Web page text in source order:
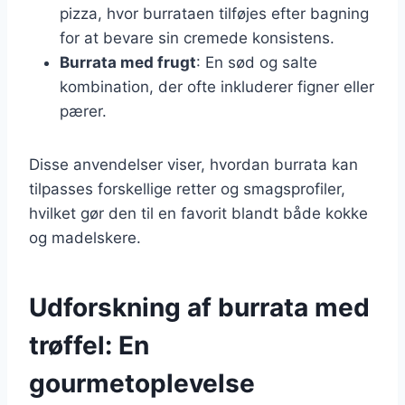
pizza, hvor burrataen tilføjes efter bagning
for at bevare sin cremede konsistens.
Burrata med frugt: En sød og salte
kombination, der ofte inkluderer figner eller
pærer.
Disse anvendelser viser, hvordan burrata kan
tilpasses forskellige retter og smagsprofiler,
hvilket gør den til en favorit blandt både kokke
og madelskere.
Udforskning af burrata med
trøffel: En
gourmetoplevelse